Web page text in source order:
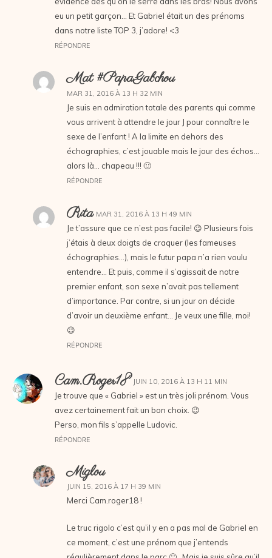
eu un petit garçon… Et Gabriel était un des prénoms
dans notre liste TOP 3, j’adore! <3
RÉPONDRE
Mat #papaGabchou
MAR 31, 2016 À 13 H 32 MIN
Je suis en admiration totale des parents qui comme
vous arrivent à attendre le jour J pour connaître le
sexe de l’enfant ! A la limite en dehors des
échographies, c’est jouable mais le jour des échos…
alors là… chapeau !!! 🙂
RÉPONDRE
Rita MAR 31, 2016 À 13 H 49 MIN
Je t’assure que ce n’est pas facile! 😉 Plusieurs fois
j’étais à deux doigts de craquer (les fameuses
échographies…), mais le futur papa n’a rien voulu
entendre… Et puis, comme il s’agissait de notre
premier enfant, son sexe n’avait pas tellement
d’importance. Par contre, si un jour on décide
d’avoir un deuxième enfant… Je veux une fille, moi!
😉
RÉPONDRE
Cam.roger18 JUIN 10, 2016 À 13 H 11 MIN
Je trouve que « Gabriel » est un très joli prénom. Vous
avez certainement fait un bon choix. 😉
Perso, mon fils s’appelle Ludovic.
RÉPONDRE
Miglou
JUIN 15, 2016 À 17 H 39 MIN
Merci Cam.roger18 !
Le truc rigolo c’est qu’il y en a pas mal de Gabriel en
ce moment, c’est une prénom que j’entends